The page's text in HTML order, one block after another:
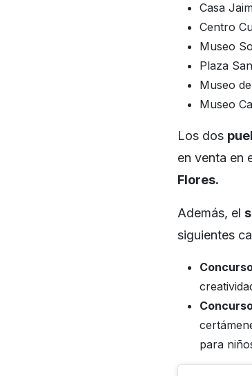
Casa
Centro
Museo
Plaza
Museo
Museo
Los dos
en venta en
Flores.
Además, el
siguientes
para